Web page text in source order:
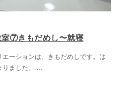
室⑦きもだめし〜就寝
エーションは、きもだめしです。は
ました。 ...